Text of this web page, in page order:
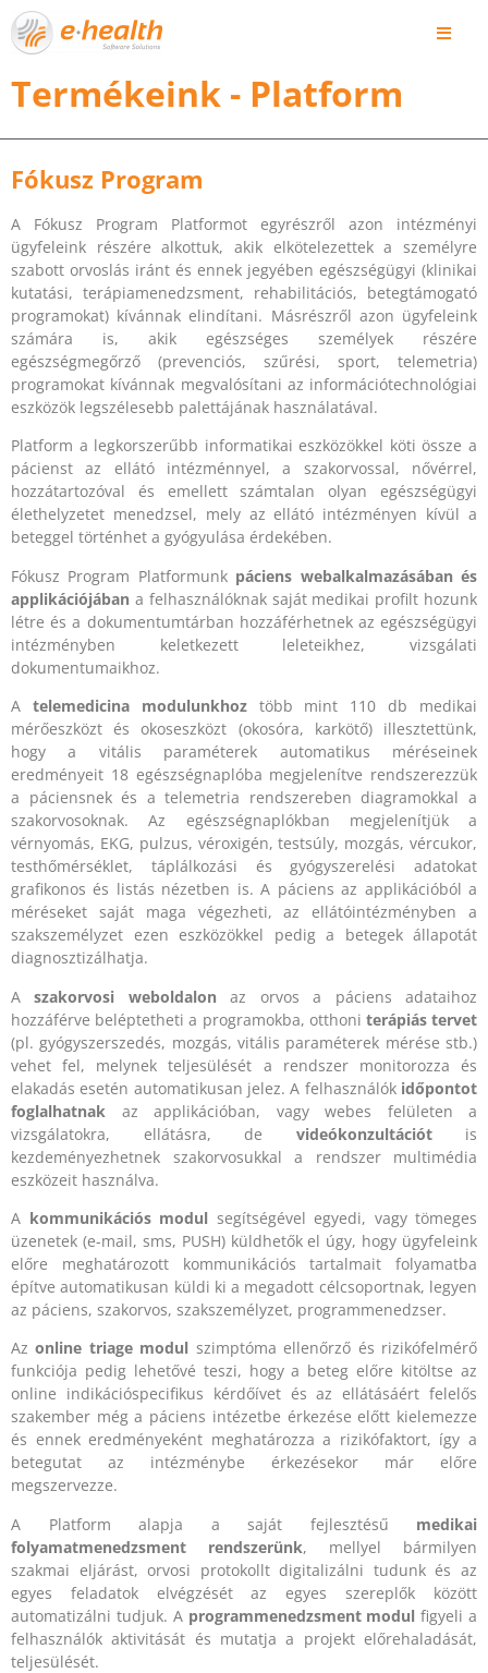
Termékeink - Platform
Fókusz Program
A Fókusz Program Platformot egyrészről azon intézményi
ügyfeleink részére alkottuk, akik elkötelezettek a személyre
szabott orvoslás iránt és ennek jegyében egészségügyi (klinikai
kutatási, terápiamenedzsment, rehabilitációs, betegtámogató
programokat) kívánnak elindítani. Másrészről azon ügyfeleink
számára is, akik egészséges személyek részére
egészségmegőrző (prevenciós, szűrési, sport, telemetria)
programokat kívánnak megvalósítani az információtechnológiai
eszközök legszélesebb palettájának használatával.
Platform a legkorszerűbb informatikai eszközökkel köti össze a
pácienst az ellátó intézménnyel, a szakorvossal, nővérrel,
hozzátartozóval és emellett számtalan olyan egészségügyi
élethelyzetet menedzsel, mely az ellátó intézményen kívül a
beteggel történhet a gyógyulása érdekében.
Fókusz Program Platformunk páciens webalkalmazásában és
applikációjában a felhasználóknak saját medikai profilt hozunk
létre és a dokumentumtárban hozzáférhetnek az egészségügyi
intézményben keletkezett leleteikhez, vizsgálati
dokumentumaikhoz.
A telemedicina modulunkhoztöbb mint 110 db medikai
mérőeszközt és okoseszközt (okosóra, karkötő) illesztettünk,
hogy a vitális paraméterek automatikus méréseinek
eredményeit 18 egészségnaplóba megjelenítve rendszerezzük
a páciensnek és a telemetria rendszereben diagramokkal a
szakorvosoknak. Az egészségnaplókban megjelenítjük a
vérnyomás, EKG, pulzus, véroxigén, testsúly, mozgás, vércukor,
testhőmérséklet, táplálkozási és gyógyszerelési adatokat
grafikonos és listás nézetben is. A páciens az applikációból a
méréseket saját maga végezheti, az ellátóintézményben a
szakszemélyzet ezen eszközökkel pedig a betegek állapotát
diagnosztizálhatja.
Aszakorvosi weboldalon az orvos a páciens adataihoz
hozzáférve beléptetheti a programokba, otthoni terápiás tervet
(pl. gyógyszerszedés, mozgás, vitális paraméterek mérése stb.)
vehet fel, melynek teljesülését a rendszer monitorozza és
elakadás esetén automatikusan jelez. A felhasználók időpontot
foglalhatnak az applikációban, vagy webes felületen a
vizsgálatokra, ellátásra, de videókonzultációtis
kezdeményezhetnek szakorvosukkal a rendszer multimédia
eszközeit használva.
A kommunikációs modul segítségével egyedi, vagy tömeges
üzenetek (e-mail, sms, PUSH) küldhetők el úgy, hogy ügyfeleink
előre meghatározott kommunikációs tartalmait folyamatba
építve automatikusan küldi ki a megadott célcsoportnak, legyen
az páciens, szakorvos, szakszemélyzet, programmenedzser.
Azonline triage modul szimptóma ellenőrző és rizikófelmérő
funkciója pedig lehetővé teszi, hogy a beteg előre kitöltse az
online indikációspecifikus kérdőívet és az ellátásáért felelős
szakember még a páciens intézetbe érkezése előtt kielemezze
és ennek eredményeként meghatározza a rizikófaktort, így a
betegutat az intézménybe érkezésekor már előre
megszervezze.
A Platform alapja a saját fejlesztésű medikai
folyamatmenedzsment rendszerünk, mellyel bármilyen
szakmai eljárást, orvosi protokollt digitalizálni tudunk és az
egyes feladatok elvégzését az egyes szereplők között
automatizálni tudjuk. A programmenedzsment modul figyeli a
felhasználók aktivitását és mutatja a projekt előrehaladását,
teljesülését.